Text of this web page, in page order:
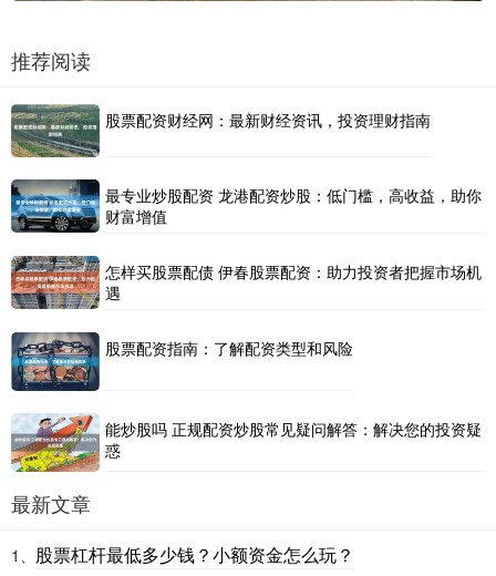
推荐阅读
股票配资财经网：最新财经资讯，投资理财指南
最专业炒股配资 龙港配资炒股：低门槛，高收益，助你
财富增值
怎样买股票配债 伊春股票配资：助力投资者把握市场机
遇
股票配资指南：了解配资类型和风险
能炒股吗 正规配资炒股常见疑问解答：解决您的投资疑
惑
最新文章
1、 股票杠杆最低多少钱？小额资金怎么玩？